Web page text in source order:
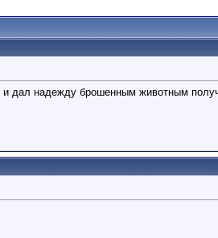
и дал надежду брошенным животным